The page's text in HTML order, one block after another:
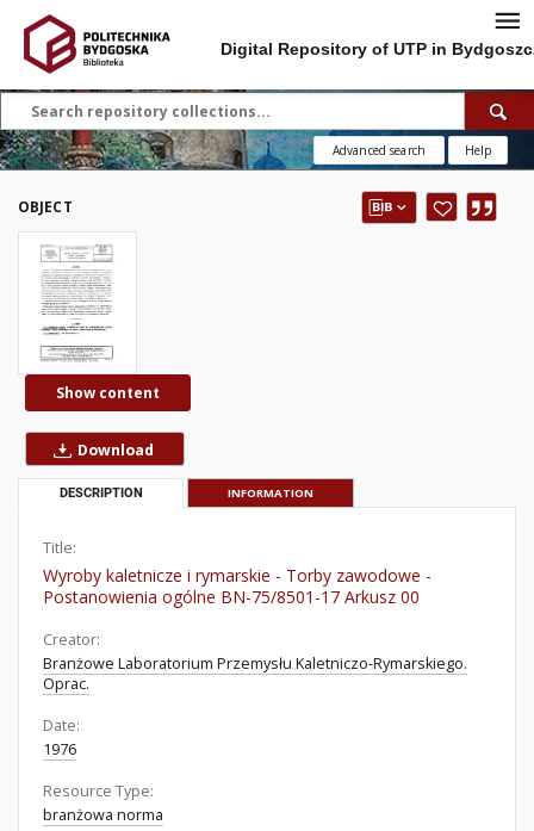
Digital Repository of UTP in
Advanced search Help
OBJECT
Show content
Download
DESCRIPTION INFORMATION
Title:
Wyroby kaletnicze i rymarskie - Torby zawodowe -
Postanowienia ogólne BN-75/8501-17 Arkusz 00
Creator:
Branżowe Laboratorium Przemysłu Kaletniczo-Rymarskiego.
Oprac.
Date:
1976
Resource Type:
branżowa norma